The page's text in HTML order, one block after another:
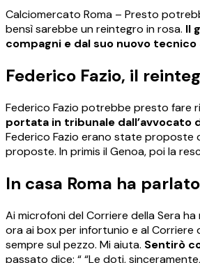
Calciomercato Roma – Presto
bensì sarebbe un reintegro in rosa. Il
compagni e dal suo nuovo tecnico
Federico Fazio, il
Federico Fazio potrebbe presto fare
portata in tribunale dall’avvocato
Federico Fazio erano state proposte
proposte. In primis il Genoa, poi la
In casa Roma ha
Ai microfoni del Corriere della Sera
ora ai box per infortunio e al
sempre sul pezzo. Mi aiuta. Sentirò
passato dice: “ “Le doti,